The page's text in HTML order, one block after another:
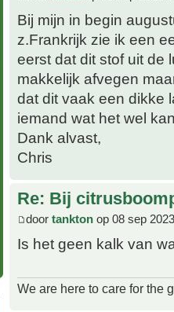
Bij mijn in begin
z.Frankrijk zie ik een
eerst dat dit stof uit de
makkelijk afvegen
dat dit vaak een dikke
iemand wat het wel
Dank alvast,
Chris
Re: Bij
door tankton op 08 sep
Is het geen kalk van
We are here to care for the